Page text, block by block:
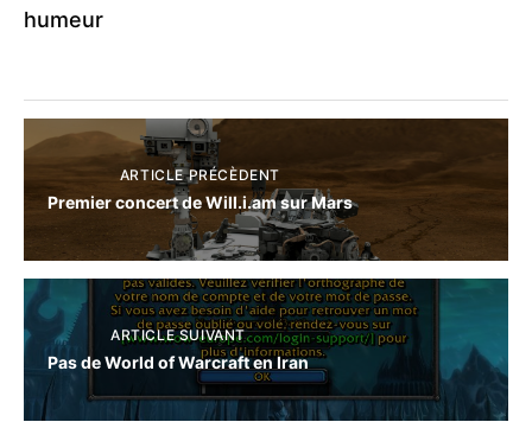
humeur
ARTICLE PRÉCÈDENT
Premier concert de Will.i.am sur Mars
ARTICLE SUIVANT
Pas de World of Warcraft en Iran